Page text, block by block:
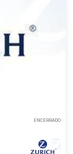
ENCERRADO